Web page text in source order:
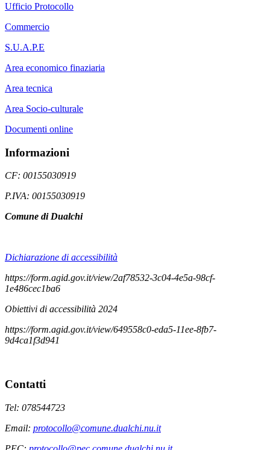
Ufficio Protocollo
Commercio
S.U.A.P.E
Area economico finaziaria
Area tecnica
Area Socio-culturale
Documenti online
Informazioni
CF: 00155030919
P.IVA: 00155030919
Comune di Dualchi
Dichiarazione di accessibilità
https://form.agid.gov.it/view/2af78532-3c04-4e5a-98cf-
1e486cec1ba6
Obiettivi di accessibilità 2024
https://form.agid.gov.it/view/649558c0-eda5-11ee-8fb7-
9d4ca1f3d941
Contatti
Tel: 078544723
Email: protocollo@comune.dualchi.nu.it